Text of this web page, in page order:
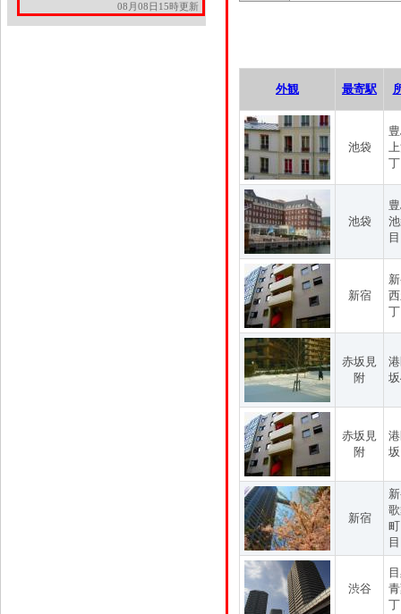
08月08日15時更新
外観 最寄駅
池袋
池袋
新宿
赤坂見
附
赤坂見
附
新宿
目
渋谷